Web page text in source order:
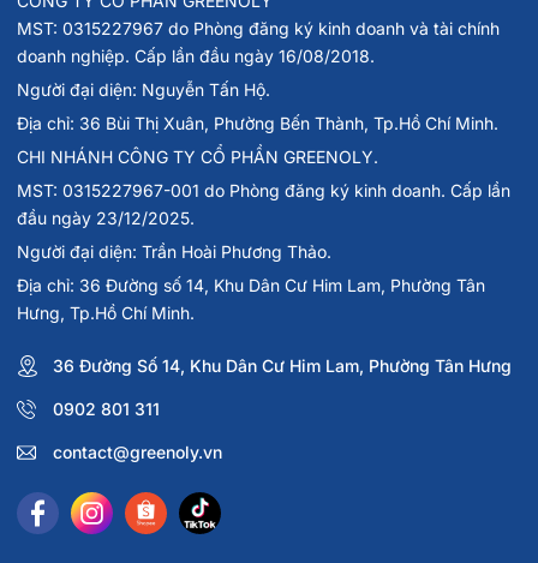
MST: 0315227967 do Phòng đăng ký kinh doanh và tài chính
doanh nghiệp. Cấp lần đầu ngày 16/08/2018.
Người đại diện: Nguyễn Tấn Hộ.
Địa chỉ: 36 Bùi Thị Xuân, Phường Bến Thành, Tp.Hồ Chí Minh.
CHI NHÁNH CÔNG TY CỔ PHẦN GREENOLY.
MST: 0315227967-001 do Phòng đăng ký kinh doanh. Cấp lần
đầu ngày 23/12/2025.
Người đại diện: Trần Hoài Phương Thảo.
Địa chỉ: 36 Đường số 14, Khu Dân Cư Him Lam, Phường Tân
Hưng, Tp.Hồ Chí Minh.
36 Đường Số 14, Khu Dân Cư Him Lam, Phường Tân Hưng
0902 801 311
contact@greenoly.vn